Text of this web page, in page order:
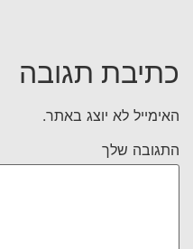
כתיבת תגובה
האימייל לא יוצג באתר.
התגובה שלך